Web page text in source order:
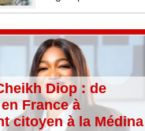
Diop : de
France à
citoyen à la Médina